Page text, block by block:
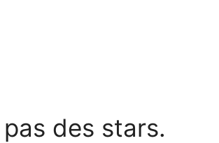
des stars.